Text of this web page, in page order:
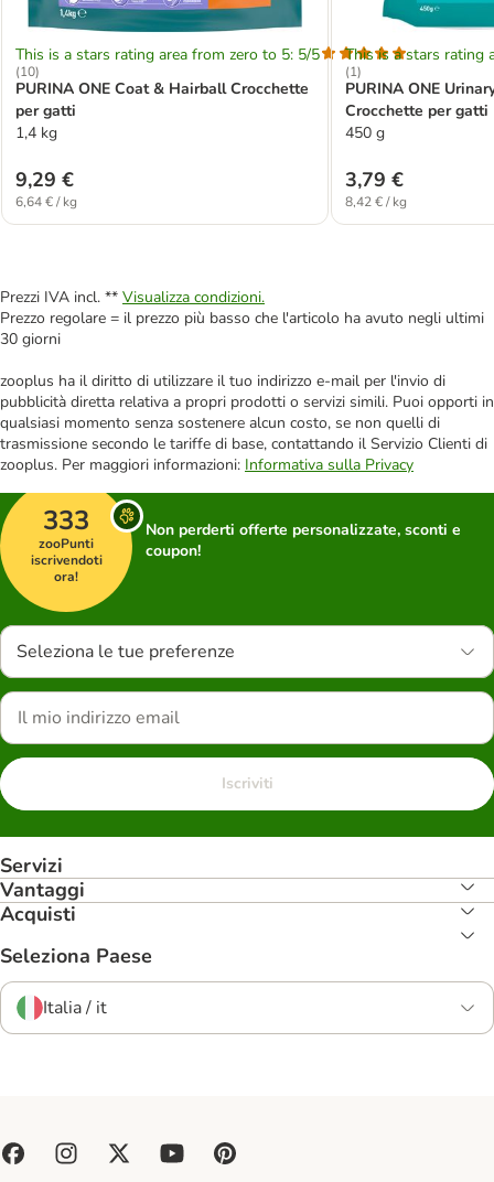
This is a stars rating area from zero to 5: 5/5
(10)
PURINA ONE Coat & Hairball Crocchette
per gatti
1,4 kg
9,29 €
6,64 € / kg
This is a stars rating
(1)
PURINA ONE
Crocchette per gatti
450 g
3,79 €
8,42 € / kg
Prezzi IVA incl. ** Visualizza condizioni.
Prezzo regolare = il prezzo più basso che l'articolo ha avuto negli ultimi
30 giorni
zooplus ha il diritto di utilizzare il tuo indirizzo e-mail per l'invio di
pubblicità diretta relativa a propri prodotti o servizi simili. Puoi opporti in
qualsiasi momento senza sostenere alcun costo, se non quelli di
trasmissione secondo le tariffe di base, contattando il Servizio Clienti di
zooplus. Per maggiori informazioni: Informativa sulla Privacy
333
zooPunti
iscrivendoti
ora!
Non perderti offerte personalizzate, sconti e
coupon!
Seleziona le tue preferenze
Iscriviti
Servizi
Vantaggi
Acquisti
Seleziona Paese
Italia / it